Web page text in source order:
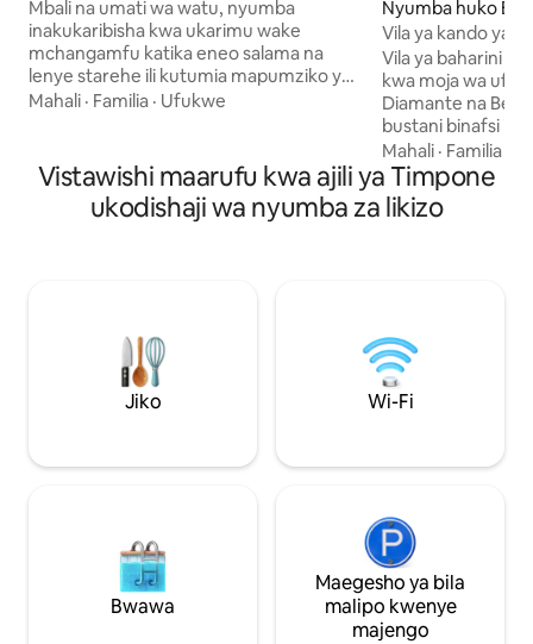
Maratea
Mbali na umati wa watu, nyumba
inakukaribisha kwa ukarimu wake
mchangamfu katika eneo salama na
lenye starehe ili kutumia mapumziko ya
kufurahisha, bado ikidumisha uwezo wa
yake anuwai kuanzia pwani ya bahari
hadi misitu ya kale ya Hifadhi ya Taifa ya
Mahali · Familia · Ufukwe
Nyumba huko
mo
Vila ya kando ya
ufukweni wa
Vila ya baharini
kwa moja wa
Diamante na
bustani binafsi
Imepangwa kwa
ghorofa ya chini,
kufulia, jiko na
televisheni. Hapo
starehe na ngazi
Mahali · Familia
Vistawishi maarufu kwa ajili ya Timpone
ukodishaji wa nyumba za likizo
Jiko Wi-Fi
Bwawa
Maegesho ya bila
malipo kwenye
majengo